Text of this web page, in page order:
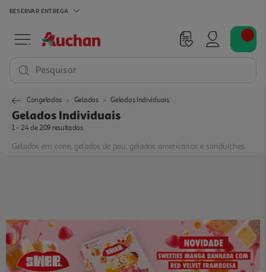
RESERVAR ENTREGA
Pesquisar
Congelados Gelados Gelados Individuais
Gelados Individuais
1 - 24 de 209 resultados
Gelados em cone, gelados de pau, gelados americanos e sanduíches.